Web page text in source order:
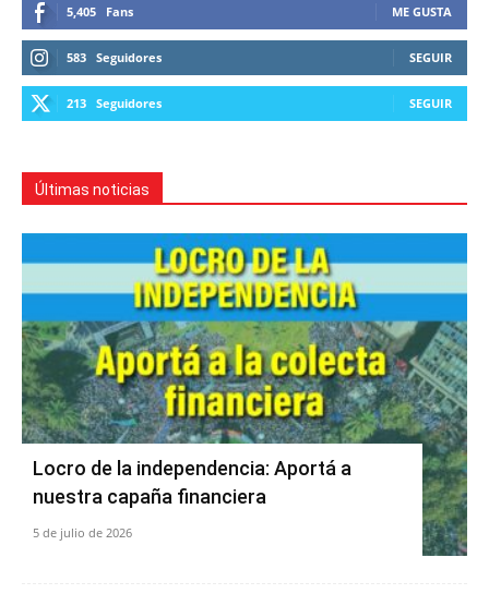
5,405 Fans ME GUSTA
583 Seguidores SEGUIR
213 Seguidores SEGUIR
Últimas noticias
Locro de la independencia: Aportá a
nuestra capaña financiera
5 de julio de 2026